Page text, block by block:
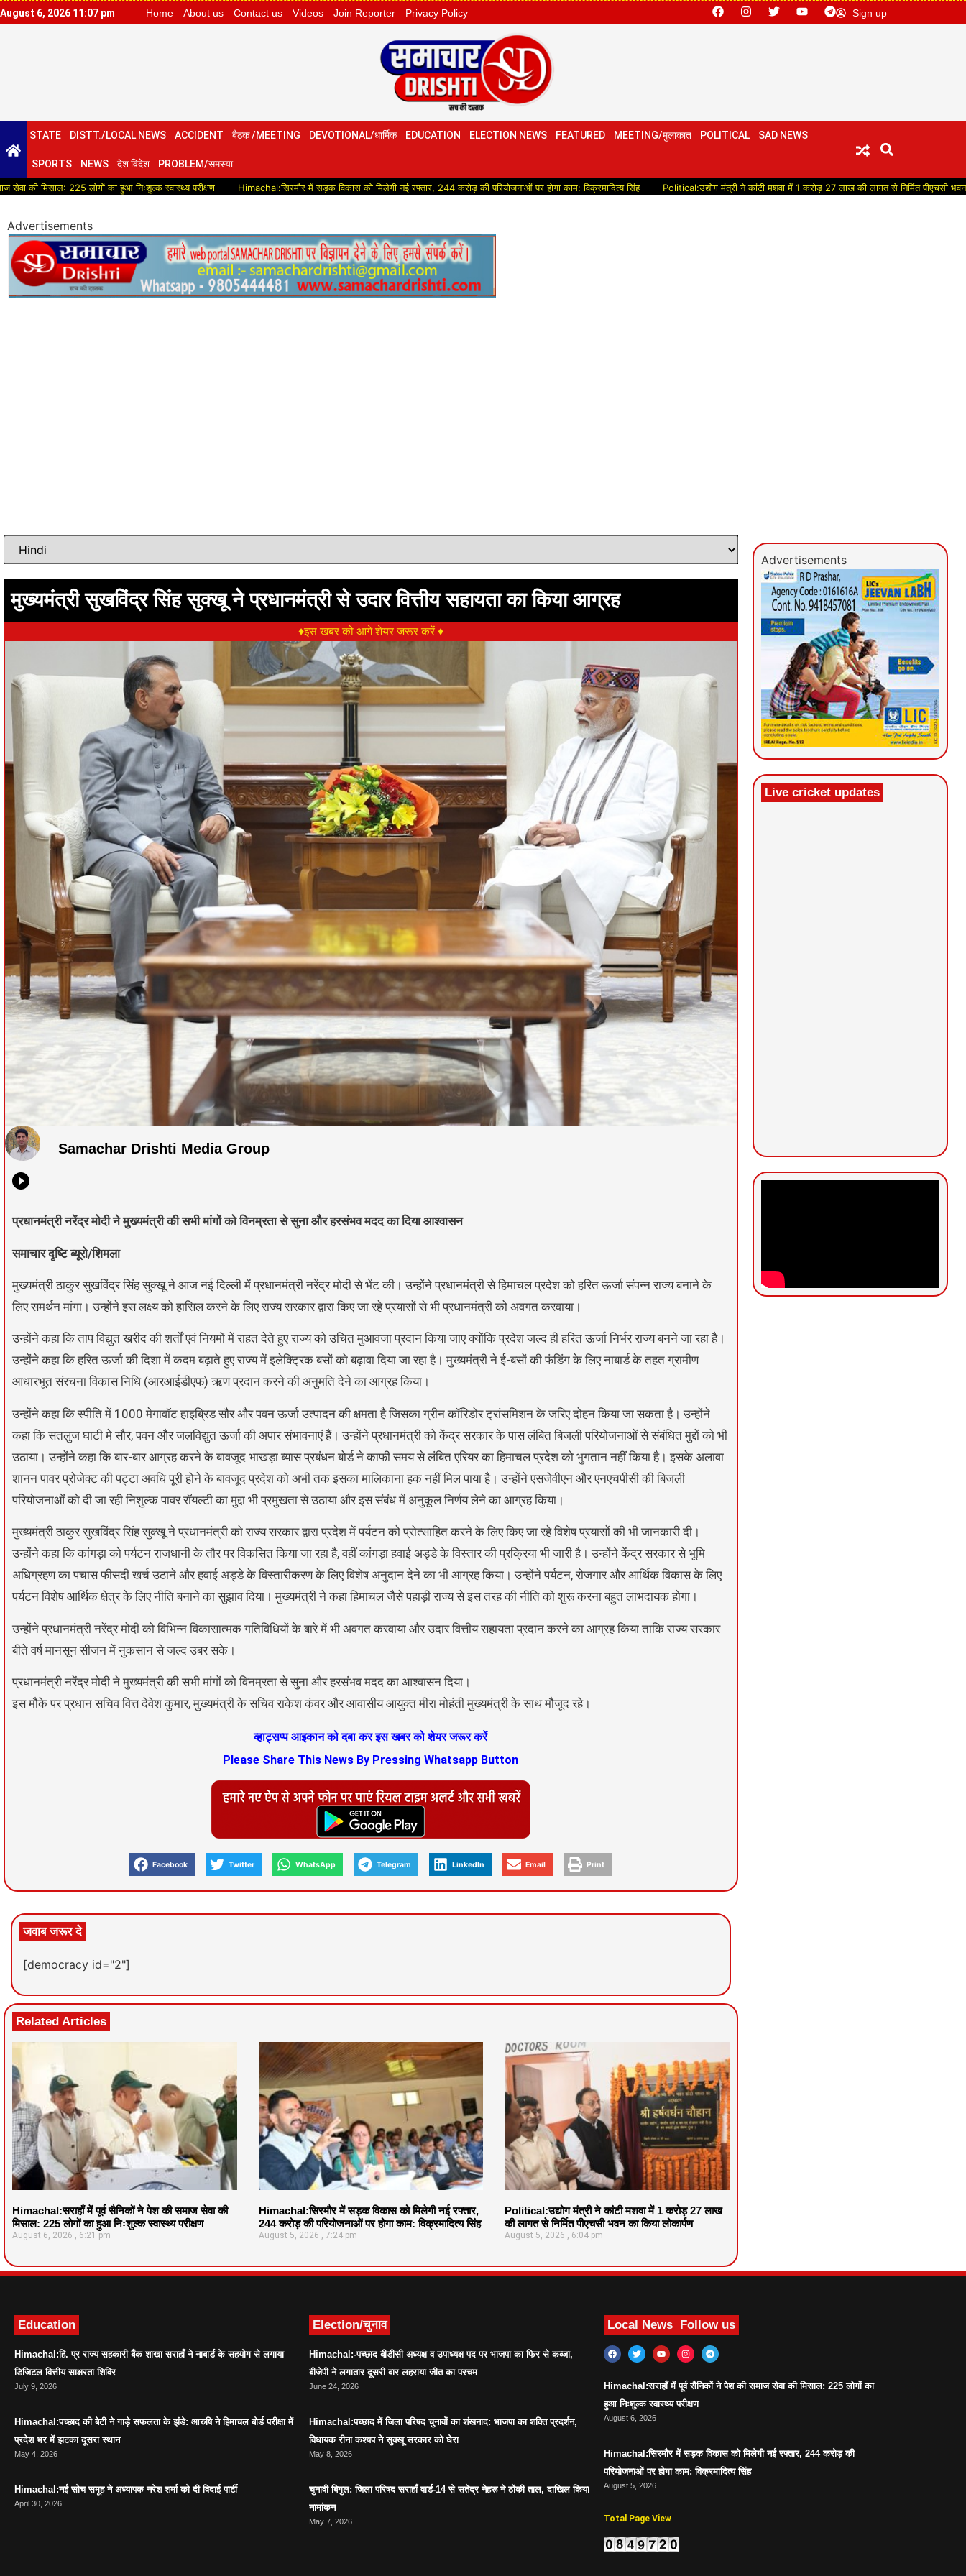
August 6, 2026 11:07 pm Home About us Contact us Videos Join Reporter Privacy Policy Sign up
STATE DISTT./LOCAL NEWS ACCIDENT बैठक /MEETING DEVOTIONAL/धार्मिक EDUCATION ELECTION NEWS FEATURED MEETING/मुलाकात POLITICAL SAD NEWS
SPORTS NEWS देश विदेश PROBLEM/समस्या
225 लोगों का हुआ निःशुल्क स्वास्थ्य परीक्षण Himachal:सिरमौर में सड़क विकास को मिलेगी नई रफ्तार, 244 करोड़ की परियोजनाओं पर होगा काम: विक्रमादित्य सिंह Political:उद्योग मंत्री ने कांटी मशवा में 1 करोड़ 27 लाख की लागत से निर्मित पीएचसी भवन का किया
Advertisements
मुख्यमंत्री सुखविंद्र सिंह सुक्खू ने प्रधानमंत्री से उदार वित्तीय सहायता का किया आग्रह
♦इस खबर को आगे शेयर जरूर करें ♦
Samachar Drishti Media Group
प्रधानमंत्री नरेंद्र मोदी ने मुख्यमंत्री की सभी मांगों को विनम्रता से सुना और हरसंभव मदद का दिया आश्वासन
समाचार दृष्टि ब्यूरो/शिमला
मुख्यमंत्री ठाकुर सुखविंद्र सिंह सुक्खू ने आज नई दिल्ली में प्रधानमंत्री नरेंद्र मोदी से भेंट की। उन्होंने प्रधानमंत्री से हिमाचल प्रदेश को हरित ऊर्जा संपन्न राज्य बनाने के
लिए समर्थन मांगा। उन्होंने इस लक्ष्य को हासिल करने के लिए राज्य सरकार द्वारा किए जा रहे प्रयासों से भी प्रधानमंत्री को अवगत करवाया।
उन्होंने कहा कि ताप विद्युत खरीद की शर्ताें एवं नियमों में राहत देते हुए राज्य को उचित मुआवजा प्रदान किया जाए क्योंकि प्रदेश जल्द ही हरित ऊर्जा निर्भर राज्य बनने जा रहा है।
उन्होंने कहा कि हरित ऊर्जा की दिशा में कदम बढ़ाते हुए राज्य में इलेक्ट्रिक बसों को बढ़ावा दिया जा रहा है। मुख्यमंत्री ने ई-बसों की फंडिंग के लिए नाबार्ड के तहत ग्रामीण
आधारभूत संरचना विकास निधि (आरआईडीएफ) ऋण प्रदान करने की अनुमति देने का आग्रह किया।
उन्होंने कहा कि स्पीति में 1000 मेगावॉट हाइब्रिड सौर और पवन ऊर्जा उत्पादन की क्षमता है जिसका ग्रीन कॉरिडोर ट्रांसमिशन के जरिए दोहन किया जा सकता है। उन्होंने
कहा कि सतलुज घाटी मे सौर, पवन और जलविद्युत ऊर्जा की अपार संभावनाएं हैं। उन्होंने प्रधानमंत्री को केंद्र सरकार के पास लंबित बिजली परियोजनाओं से संबंधित मुद्दों को भी
उठाया। उन्होंने कहा कि बार-बार आग्रह करने के बावजूद भाखड़ा ब्यास प्रबंधन बोर्ड ने काफी समय से लंबित एरियर का हिमाचल प्रदेश को भुगतान नहीं किया है। इसके अलावा
शानन पावर प्रोजेक्ट की पट्टा अवधि पूरी होने के बावजूद प्रदेश को अभी तक इसका मालिकाना हक नहीं मिल पाया है। उन्होंने एसजेवीएन और एनएचपीसी की बिजली
परियोजनाओं को दी जा रही निशुल्क पावर रॉयल्टी का मुद्दा भी प्रमुखता से उठाया और इस संबंध में अनुकूल निर्णय लेने का आग्रह किया।
मुख्यमंत्री ठाकुर सुखविंद्र सिंह सुक्खू ने प्रधानमंत्री को राज्य सरकार द्वारा प्रदेश में पर्यटन को प्रोत्साहित करने के लिए किए जा रहे विशेष प्रयासों की भी जानकारी दी।
उन्होंने कहा कि कांगड़ा को पर्यटन राजधानी के तौर पर विकसित किया जा रहा है, वहीं कांगड़ा हवाई अड्डे के विस्तार की प्रक्रिया भी जारी है। उन्होंने केंद्र सरकार से भूमि
अधिग्रहण का पचास फीसदी खर्च उठाने और हवाई अड्डे के विस्तारीकरण के लिए विशेष अनुदान देने का भी आग्रह किया। उन्होंने पर्यटन, रोजगार और आर्थिक विकास के लिए
पर्यटन विशेष आर्थिक क्षेत्र के लिए नीति बनाने का सुझाव दिया। मुख्यमंत्री ने कहा हिमाचल जैसे पहाड़ी राज्य से इस तरह की नीति को शुरू करना बहुत लाभदायक होगा।
उन्होंने प्रधानमंत्री नरेंद्र मोदी को विभिन्न विकासात्मक गतिविधियों के बारे में भी अवगत करवाया और उदार वित्तीय सहायता प्रदान करने का आग्रह किया ताकि राज्य सरकार
बीते वर्ष मानसून सीजन में नुकसान से जल्द उबर सके।
प्रधानमंत्री नरेंद्र मोदी ने मुख्यमंत्री की सभी मांगों को विनम्रता से सुना और हरसंभव मदद का आश्वासन दिया।
इस मौके पर प्रधान सचिव वित्त देवेश कुमार, मुख्यमंत्री के सचिव राकेश कंवर और आवासीय आयुक्त मीरा मोहंती मुख्यमंत्री के साथ मौजूद रहे।
व्हाट्सप्प आइकान को दबा कर इस खबर को शेयर जरूर करें
Please Share This News By Pressing Whatsapp Button
Facebook Twitter WhatsApp Telegram LinkedIn Email Print
जवाब जरूर दे
[democracy id="2"]
Related Articles
Himachal:सराहाँ में पूर्व सैनिकों ने पेश की समाज सेवा की
मिसाल: 225 लोगों का हुआ निःशुल्क स्वास्थ्य परीक्षण
August 6, 2026 6:21 pm
Himachal:सिरमौर में सड़क विकास को मिलेगी नई रफ्तार,
244 करोड़ की परियोजनाओं पर होगा काम: विक्रमादित्य सिंह
August 5, 2026 7:24 pm
Political:उद्योग मंत्री ने कांटी मशवा में 1 करोड़ 27 लाख
की लागत से निर्मित पीएचसी भवन का किया लोकार्पण
August 5, 2026 6:04 pm
Advertisements
Live cricket updates
Education
Himachal:हि. प्र राज्य सहकारी बैंक शाखा सराहाँ ने नाबार्ड के सहयोग से लगाया
डिजिटल वित्तीय साक्षरता शिविर
July 9, 2026
Himachal:पच्छाद की बेटी ने गाड़े सफलता के झंडे: आरुषि ने हिमाचल बोर्ड परीक्षा में
प्रदेश भर में झटका दूसरा स्थान
May 4, 2026
Himachal:नई सोच समूह ने अध्यापक नरेश शर्मा को दी विदाई पार्टी
April 30, 2026
Election/चुनाव
Himachal:-पच्छाद बीडीसी अध्यक्ष व उपाध्यक्ष पद पर भाजपा का फिर से कब्जा,
बीजेपी ने लगातार दूसरी बार लहराया जीत का परचम
June 24, 2026
Himachal:पच्छाद में जिला परिषद चुनावों का शंखनाद: भाजपा का शक्ति प्रदर्शन,
विधायक रीना कश्यप ने सुक्खू सरकार को घेरा
May 8, 2026
चुनावी बिगुल: जिला परिषद सराहाँ वार्ड-14 से सतेंद्र नेहरू ने ठोंकी ताल, दाखिल किया
नामांकन
May 7, 2026
Local News Follow us
Himachal:सराहाँ में पूर्व सैनिकों ने पेश की समाज सेवा की मिसाल: 225 लोगों का
हुआ निःशुल्क स्वास्थ्य परीक्षण
August 6, 2026
Himachal:सिरमौर में सड़क विकास को मिलेगी नई रफ्तार, 244 करोड़ की
परियोजनाओं पर होगा काम: विक्रमादित्य सिंह
August 5, 2026
Total Page View